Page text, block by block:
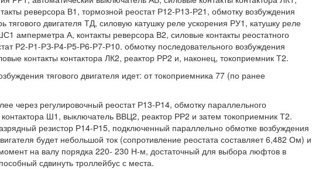
реверсора В1, тормозной реостат Р12-Р13-Р21, обмотку возбуждения
тягового двигателя ТД, силовую катушку реле ускорения РУ1, катушку реле
амперметра А, контакты реверсора В2, силовые контакты реостатного
Р2-Р1-РЗ-Р4-Р5-Р6-Р7-Р10. обмотку последовательного возбуждения
контакты контактора ЛК2, реактор РР2 и, наконец, токоприемник Т2.
тягового двигателя идет: от токоприемника 77 (по ранее
через регулировочный реостат Р13-Р14, обмотку параллельного
Ш1, выключатель ВВЦ2, реактор РР2 и затем токоприемник Т2.
резистор Р14-Р15, подключенный параллельно обмотке возбуждения
будет небольшой ток (сопротивление реостата составляет 6,482 Ом) и
на валу порядка 220- 230 Н-м, достаточный для выбора люфтов в
сдвинуть троллейбус с места.